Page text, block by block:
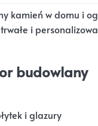
kamień w domu i
i
budowlany
i glazury